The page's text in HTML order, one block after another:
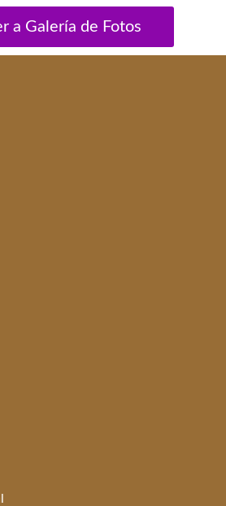
a Galería de Fotos